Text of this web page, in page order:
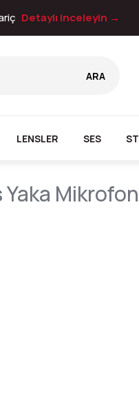
Detaylı inceleyin →
ARA
LENSLER SES
Yaka